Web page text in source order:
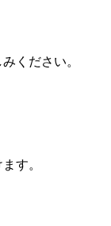
ください。
す。